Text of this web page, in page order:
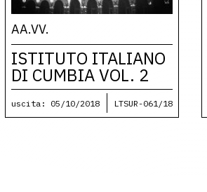
AA.VV.
ISTITUTO ITALIANO
DI CUMBIA VOL. 2
uscita: 05/10/2018 LTSUR-061/18